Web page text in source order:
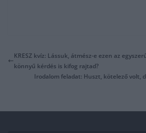
KRESZ kvíz: Lássuk, átmész-e ezen az
könnyű kérdés is kifog rajtad?
Irodalom feladat: Huszt, kötelező volt,